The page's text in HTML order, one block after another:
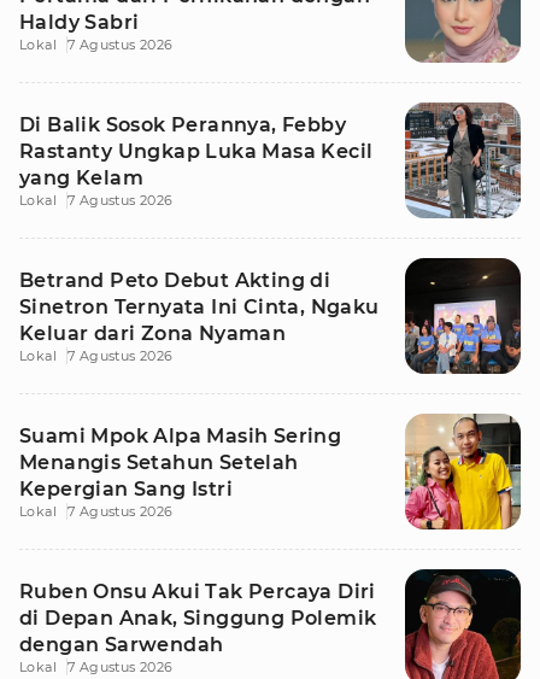
Haldy Sabri
Lokal 7 Agustus 2026
Di Balik Sosok Perannya, Febby
Rastanty Ungkap Luka Masa Kecil
yang Kelam
Lokal 7 Agustus 2026
Betrand Peto Debut Akting di
Sinetron Ternyata Ini Cinta, Ngaku
Keluar dari Zona Nyaman
Lokal 7 Agustus 2026
Suami Mpok Alpa Masih Sering
Menangis Setahun Setelah
Kepergian Sang Istri
Lokal 7 Agustus 2026
Ruben Onsu Akui Tak Percaya Diri
di Depan Anak, Singgung Polemik
dengan Sarwendah
Lokal 7 Agustus 2026